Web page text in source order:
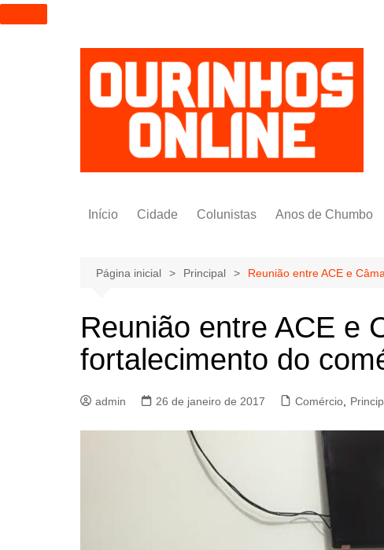
I
r
Início Cidade Colunistas
Pedro Saldida
Bruno Yashinishi
Anos de Chumbo
Página inicial Principal Reunião entre ACE e
Reunião entre ACE e
fortalecimento do
admin 26 de janeiro de 2017 Comércio,